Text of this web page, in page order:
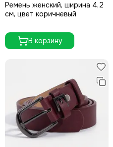
Ремень женский, ширина 4,2
см, цвет коричневый
В корзину